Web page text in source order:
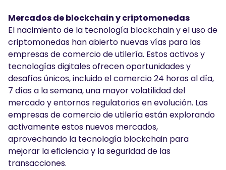
Mercados de blockchain y criptomonedas
El nacimiento de la tecnología blockchain y el uso de
criptomonedas han abierto nuevas vías para las
empresas de comercio de utilería. Estos activos y
tecnologías digitales ofrecen oportunidades y
desafíos únicos, incluido el comercio 24 horas al día,
7 días a la semana, una mayor volatilidad del
mercado y entornos regulatorios en evolución. Las
empresas de comercio de utilería están explorando
activamente estos nuevos mercados,
aprovechando la tecnología blockchain para
mejorar la eficiencia y la seguridad de las
transacciones.